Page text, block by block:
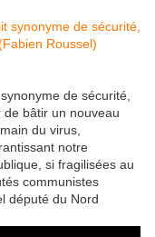
de sécurité,
de bâtir un nouveau
du virus,
notre
si fragilisées au
communistes
député du Nord